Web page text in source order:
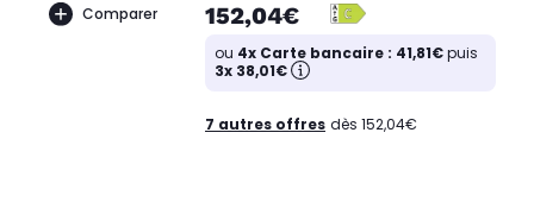
Comparer 152,04€
ou 4x Carte bancaire : 41,81€puis
3x 38,01€
7 autres offres dès 152,04€